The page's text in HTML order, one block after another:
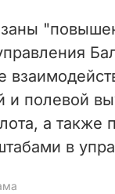
и полевой
а также
в